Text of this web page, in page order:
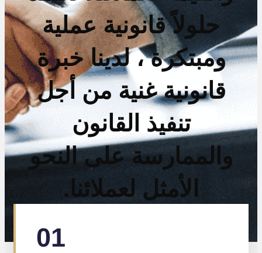
حلولاً قانونية عملية
ومبتكرة ، لدينا خبرة
قانونية غنية من أجل
تنفيذ القانون
والممارسة على النحو
الأمثل لعملائنا.
01